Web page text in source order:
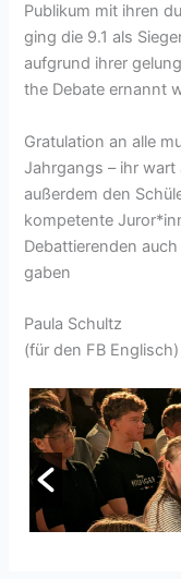
Publikum mit ihren
ging die 9.1 als
aufgrund ihrer
the Debate ernannt
Gratulation an alle
Jahrgangs – ihr
außerdem den
kompetente
Debattierenden
gaben
Paula Schultz
(für den FB Englisch)